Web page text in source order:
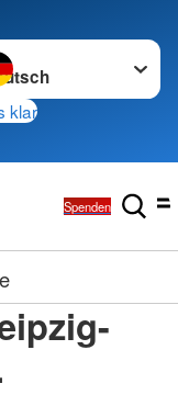
wechseln zu
klar
Spenden